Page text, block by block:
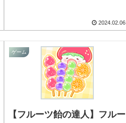
2024.02.06
ゲーム
【フルーツ飴の達人】フルー